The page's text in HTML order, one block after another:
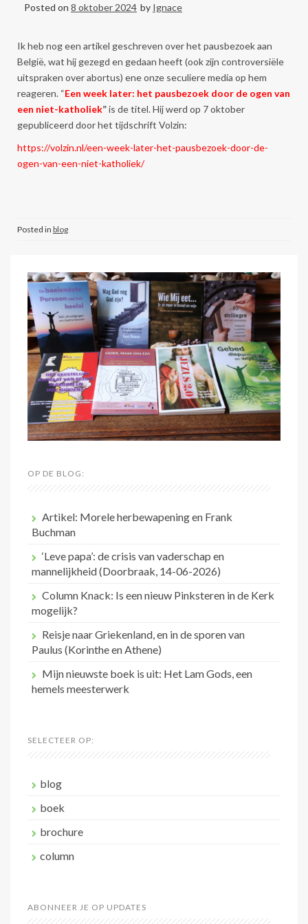
Posted on 8 oktober 2024 by Ignace
Ik heb nog een artikel geschreven over het pausbezoek aan
België, wat hij gezegd en gedaan heeft (ook zijn controversiële
uitspraken over abortus) ene onze seculiere media op hem
reageren. “Een week later: het pausbezoek door de ogen van
een niet-katholiek”is de titel. Hij werd op 7 oktober
gepubliceerd door het tijdschrift Volzin:
https://volzin.nl/een-week-later-het-pausbezoek-door-de-
ogen-van-een-niet-katholiek/
Posted in blog
OP DE BLOG:
Artikel: Morele herbewapening en Frank
Buchman
‘Leve papa’: de crisis van vaderschap en
mannelijkheid (Doorbraak, 14-06-2026)
Column Knack: Is een nieuw Pinksteren in de Kerk
mogelijk?
Reisje naar Griekenland, en in de sporen van
Paulus (Korinthe en Athene)
Mijn nieuwste boek is uit: Het Lam Gods, een
hemels meesterwerk
SELECTEER OP:
blog
boek
brochure
column
ABONNEER JE OP UPDATES